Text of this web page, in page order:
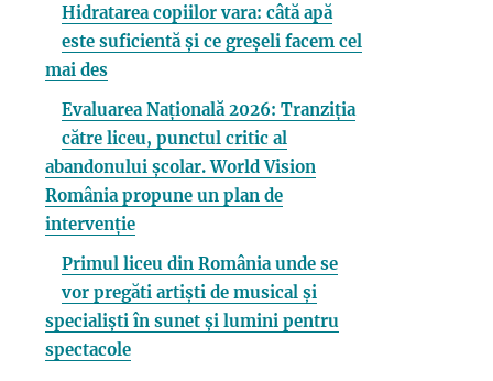
Hidratarea copiilor vara: câtă apă
este suficientă și ce greșeli facem cel
mai des
Evaluarea Națională 2026: Tranziția
către liceu, punctul critic al
abandonului școlar. World Vision
România propune un plan de
intervenție
Primul liceu din România unde se
vor pregăti artiști de musical și
specialiști în sunet și lumini pentru
spectacole